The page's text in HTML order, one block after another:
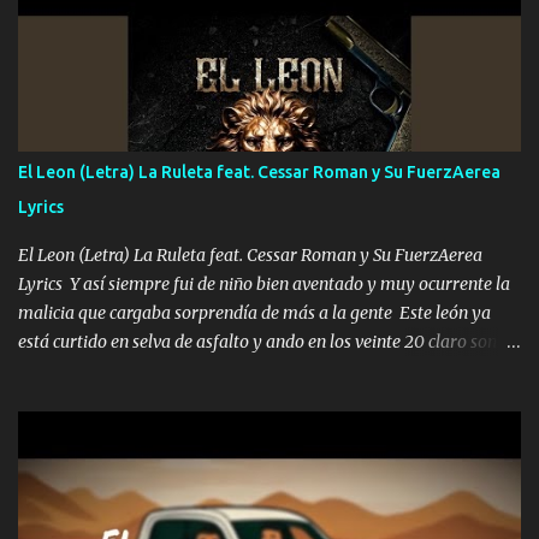
corriente no quieren verte subir de level trucha mis plebes Música
A veces me pongo un sombrero a veces me ven la cachucha de lado
con la mirada siempre en alto A veces me fajó una super o a veces
me fajó una Glock siempre armado todas las generaciones yo
traigo El chiste es que hago lo que quiero pues así soy me mandó
yo tengo el control a todos yo les paro el dedo soy hocicon un
malcriado un malandrón Que Les importa no saben nada falsas
las risas las que me miran hay gente corriente no quieren ve...
El Leon (Letra) La Ruleta feat. Cessar Roman y Su FuerzAerea
Lyrics
El Leon (Letra) La Ruleta feat. Cessar Roman y Su FuerzAerea
Lyrics Y así siempre fui de niño bien aventado y muy ocurrente la
malicia que cargaba sorprendía de más a la gente Este león ya
está curtido en selva de asfalto y ando en los veinte 20 claro son
pa más pues hay charola les voy a dar hasta topar pues no hay de
otra Música Surcando bien mi camino voy por mi línea no veo a
los lados aquel que no corre vuela no se me duerm voy chicoteado